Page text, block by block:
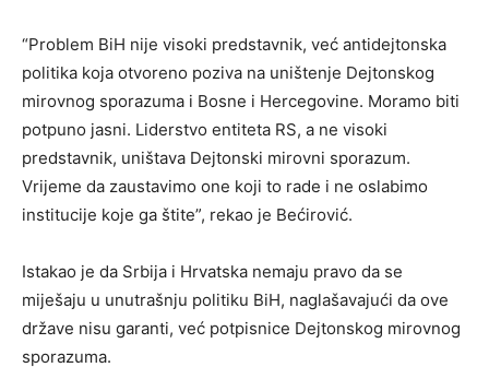
“Problem BiH nije visoki predstavnik, već antidejtonska
politika koja otvoreno poziva na uništenje Dejtonskog
mirovnog sporazuma i Bosne i Hercegovine. Moramo biti
potpuno jasni. Liderstvo entiteta RS, a ne visoki
predstavnik, uništava Dejtonski mirovni sporazum.
Vrijeme da zaustavimo one koji to rade i ne oslabimo
institucije koje ga štite”, rekao je Bećirović.
Istakao je da Srbija i Hrvatska nemaju pravo da se
miješaju u unutrašnju politiku BiH, naglašavajući da ove
države nisu garanti, već potpisnice Dejtonskog mirovnog
sporazuma.